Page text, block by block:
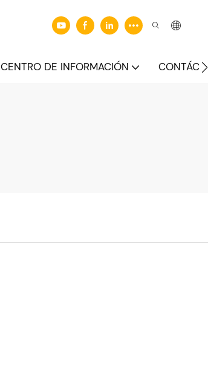
CENTRO DE INFORMACIÓN